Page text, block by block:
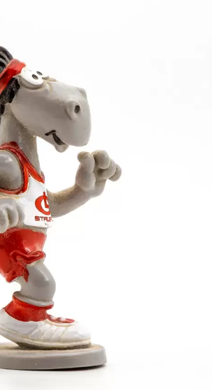
Der 23-Jährige
Im Speerwerfen schlug Armin
sportliche Pause eingelegt
m) klar auf Platz 2. Mit nur
lag über 200 Meter in 29,49
Dritte übertraf Elena